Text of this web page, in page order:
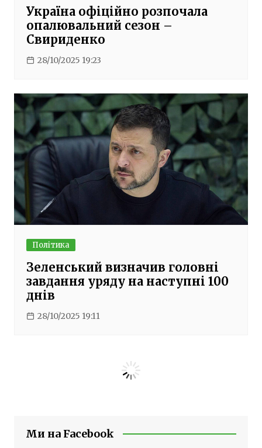
Україна офіційно розпочала
опалювальний сезон –
Свириденко
28/10/2025 19:23
Політика
Зеленський визначив головні
завдання уряду на наступні 100
днів
28/10/2025 19:11
Ми на Facebook